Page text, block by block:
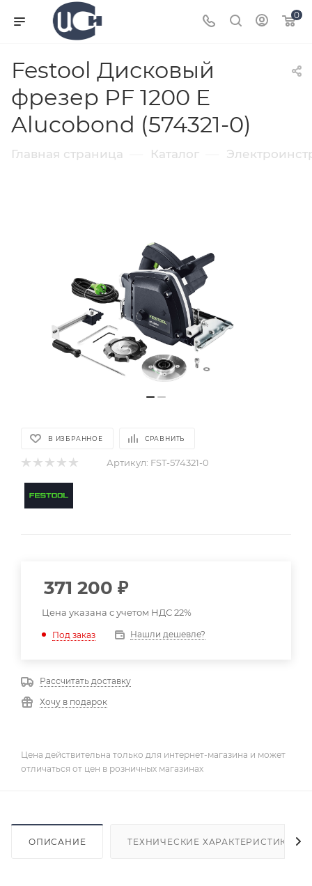
0
Festool Дисковый
фрезер PF 1200 E
Alucobond (574321-0)
Главная страница Каталог
В ИЗБРАННОЕ СРАВНИТЬ
Артикул: FST-574321-0
371 200 ₽
Цена указана с учетом НДС 22%
Под заказ Нашли дешевле?
Рассчитать доставку
Хочу в подарок
Цена действительна только для интернет-магазина и может
отличаться от цен в розничных магазинах
ОПИСАНИЕ ТЕХНИЧЕСКИЕ ХАРАКТЕРИСТИКИ